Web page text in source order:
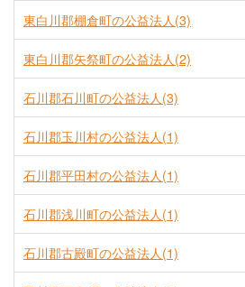
東白川郡棚倉町の公益法人(3)
東白川郡矢祭町の公益法人(2)
石川郡石川町の公益法人(3)
石川郡玉川村の公益法人(1)
石川郡平田村の公益法人(1)
石川郡浅川町の公益法人(1)
石川郡古殿町の公益法人(1)